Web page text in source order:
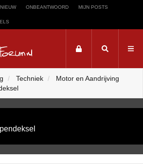
NIEUW ONBEANTWOORD MIJN POSTS
Techniek
Motor en Aandrijving